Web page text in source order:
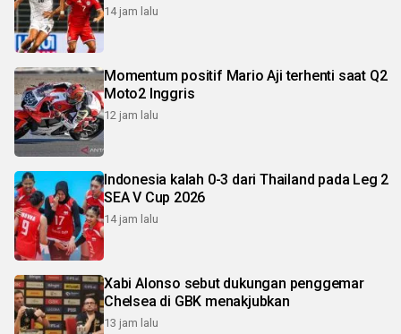
14 jam lalu
Momentum positif Mario Aji terhenti saat Q2
Moto2 Inggris
12 jam lalu
Indonesia kalah 0-3 dari Thailand pada Leg 2
SEA V Cup 2026
14 jam lalu
Xabi Alonso sebut dukungan penggemar
Chelsea di GBK menakjubkan
13 jam lalu